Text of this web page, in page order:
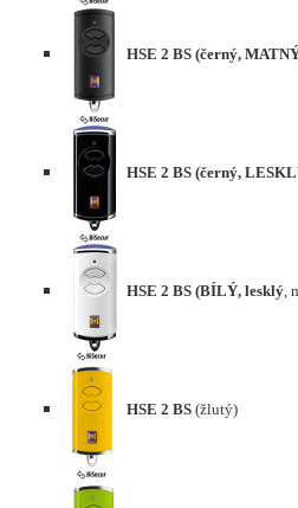
HSE 2 BS (černý,
HSE 2 BS (černý,
HSE 2 BS (BÍLÝ, lesklý ,
HSE 2 BS (žlutý)